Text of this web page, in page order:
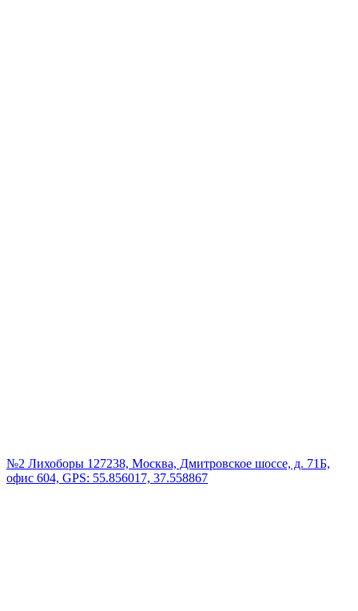
№2 Лихоборы 127238, Москва, Дмитровское шоссе, д. 71Б,
офис 604, GPS: 55.856017, 37.558867